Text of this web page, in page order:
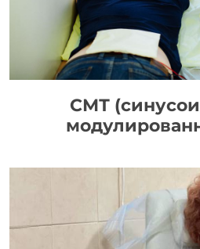
СМТ